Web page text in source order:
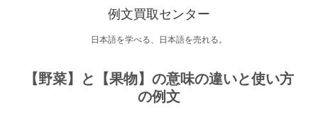
例文買取センター
日本語を学べる、日本語を売れる。
【野菜】と【果物】の意味の違いと使い方
の例文